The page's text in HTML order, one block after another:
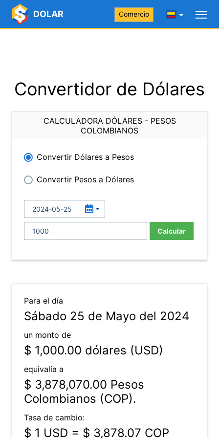
DOLAR Comercio
Convertidor de Dólares
CALCULADORA DÓLARES - PESOS
COLOMBIANOS
Convertir Dólares a Pesos
Convertir Pesos a Dólares
Calcular
Para el día
Sábado 25 de Mayo del 2024
un monto de
$ 1,000.00 dólares (USD)
equivalía a
$ 3,878,070.00 Pesos
Colombianos (COP).
Tasa de cambio:
$ 1 USD = $ 3,878.07 COP